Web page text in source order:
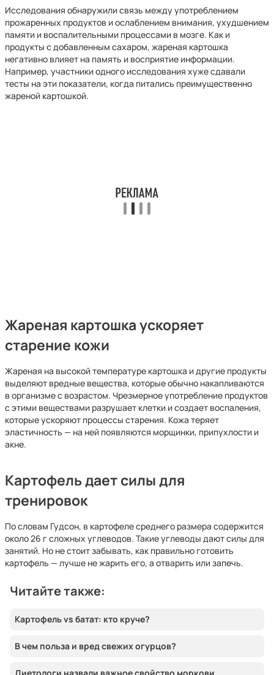
Исследования обнаружили связь между употреблением
прожаренных продуктов и ослаблением внимания, ухудшением
памяти и воспалительными процессами в мозге. Как и
продукты с добавленным сахаром, жареная картошка
негативно влияет на память и восприятие информации.
Например, участники одного исследования хуже сдавали
тесты на эти показатели, когда питались преимущественно
жареной картошкой.
Жареная картошка ускоряет
старение кожи
Жареная на высокой температуре картошка и другие продукты
выделяют вредные вещества, которые обычно накапливаются
в организме с возрастом. Чрезмерное употребление продуктов
с этими веществами разрушает клетки и создает воспаления,
которые ускоряют процессы старения. Кожа теряет
эластичность — на ней появляются морщинки, припухлости и
акне.
Картофель дает силы для
тренировок
По словам Гудсон, в картофеле среднего размера содержится
около 26 г сложных углеводов. Такие углеводы дают силы для
занятий. Но не стоит забывать, как правильно готовить
картофель — лучше не жарить его, а отварить или запечь.
Читайте также:
Картофель vs батат: кто круче?
В чем польза и вред свежих огурцов?